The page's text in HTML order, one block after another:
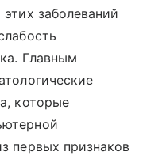
заболеваний
Главным
которые
первых признаков